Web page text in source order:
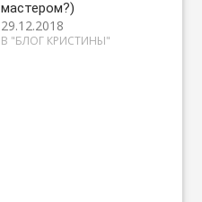
мастером?)
29.12.2018
В "БЛОГ КРИСТИНЫ"